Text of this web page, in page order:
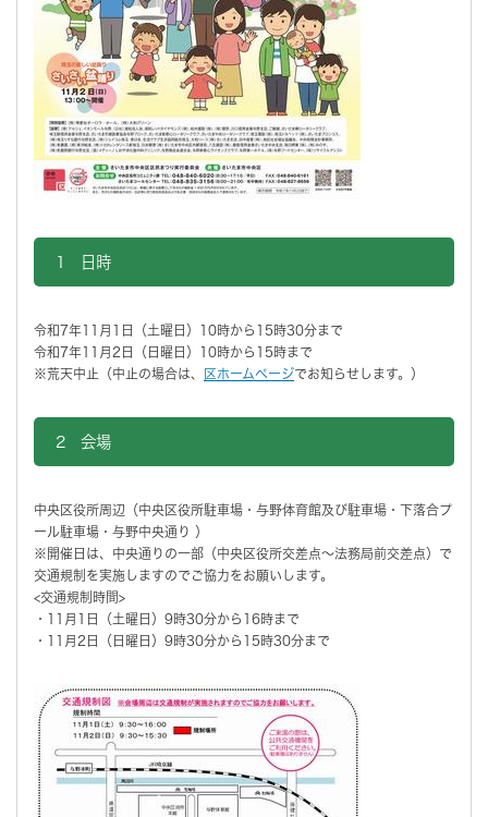
1 日時
令和7年11月1日（土曜日）10時から15時30分まで
令和7年11月2日（日曜日）10時から15時まで
※荒天中止（中止の場合は、
区ホームページでお知らせします。）
2 会場
中央区役所周辺（中央区役所駐車場・与野体育館及び駐車場・下落合プ
ール駐車場・与野中央通り ）
※開催日は、中央通りの一部（中央区役所交差点～法務局前交差点）で
交通規制を実施しますのでご協力をお願いします。
<交通規制時間>
・11月1日（土曜日）9時30分から16時まで
・11月2日（日曜日）9時30分から15時30分まで